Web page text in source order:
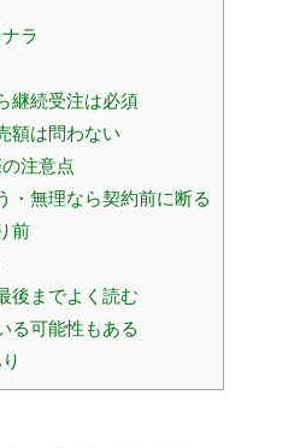
ラ
継続受注は必須
額は問わない
注意点
・無理なら契約前に断る
前
後までよく読む
る可能性もある